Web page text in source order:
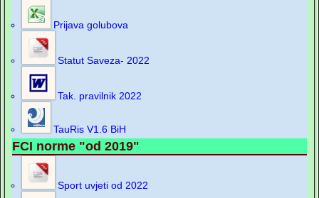
Prijava golubova
Statut Saveza- 2022
Tak. pravilnik 2022
TauRis V1.6 BiH
FCI norme "od 2019"
Sport uvjeti od 2022